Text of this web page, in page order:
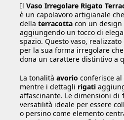
Il Vaso Irregolare Rigato
è un capolavoro artigianale
della terracotta con un
aggiungendo un tocco di
spazio. Questo vaso,
per la sua forma irregolare
dona un carattere distintivo a
La tonalità avorio conferisce al
mentre i dettagli rigati
affascinante. Le dimensioni di
versatilità ideale per essere
o persino come elemento